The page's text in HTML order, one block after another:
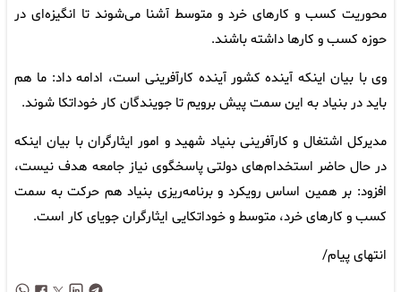
محوریت کسب و کارهای خرد و متوسط آشنا می‌شوند تا انگیزه‌ای در
حوزه کسب و کارها داشته باشند.
وی با بیان اینکه آینده کشور آینده کارآفرینی است، ادامه داد: ما هم
باید در بنیاد به این سمت پیش برویم تا جویندگان کار خوداتکا شوند.
مدیرکل اشتغال و کارآفرینی بنیاد شهید و امور ایثارگران با بیان اینکه
در حال حاضر استخدام‌های دولتی پاسخگوی نیاز جامعه هدف نیست،
افزود: بر همین اساس رویکرد و برنامه‌ریزی بنیاد هم حرکت به سمت
کسب و کارهای خرد، متوسط و خوداتکایی ایثارگران جویای کار است.
انتهای پیام/